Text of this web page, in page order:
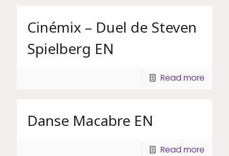
Cinémix – Duel de Steven
Spielberg EN
Read more
Danse Macabre EN
Read more